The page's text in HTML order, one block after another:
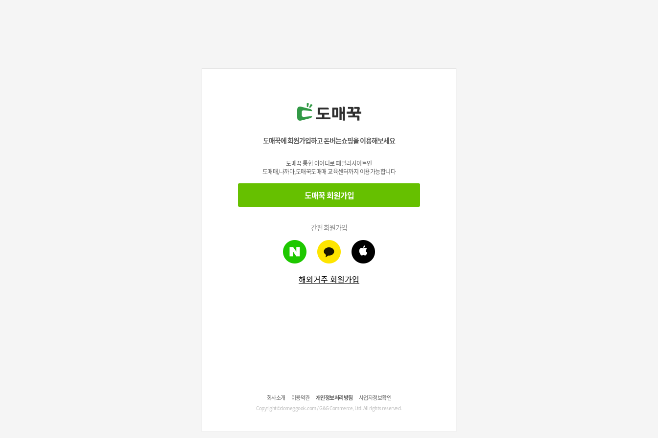
도매꾹에 회원가입하고 돈버는쇼핑을 이용해보세요
도매꾹 통합 아이디로 패밀리사이트인
도매매,나까마,도매꾹도매매 교육센터까지 이용가능합니다
도매꾹 회원가입
간편 회원가입
해외거주 회원가입
회사소개 이용약관 개인정보처리방침 사업자정보확인
Copyright©domeggook.com / G&G Commerce, Ltd. All rights reserved.